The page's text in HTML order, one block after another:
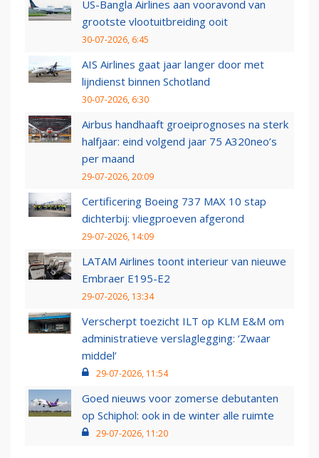
US-Bangla Airlines aan vooravond van
grootste vlootuitbreiding ooit
30-07-2026, 6:45
AIS Airlines gaat jaar langer door met
lijndienst binnen Schotland
30-07-2026, 6:30
Airbus handhaaft groeiprognoses na sterk
halfjaar: eind volgend jaar 75 A320neo’s
per maand
29-07-2026, 20:09
Certificering Boeing 737 MAX 10 stap
dichterbij: vliegproeven afgerond
29-07-2026, 14:09
LATAM Airlines toont interieur van nieuwe
Embraer E195-E2
29-07-2026, 13:34
Verscherpt toezicht ILT op KLM E&M om
administratieve verslaglegging: ‘Zwaar
middel’
29-07-2026, 11:54
Goed nieuws voor zomerse debutanten
op Schiphol: ook in de winter alle ruimte
29-07-2026, 11:20